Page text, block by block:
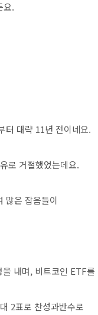
요.
터 대략 11년 전이네요.
로 거절했었는데요.
많은 잡음들이
내며, 비트코인 ETF를
2표로 찬성과반수로